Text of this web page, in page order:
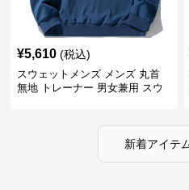
¥5,610 (税込)
スウェットメンズ メンズ 丸首
無地 トレーナー 男女兼用 スウ
新着アイテ